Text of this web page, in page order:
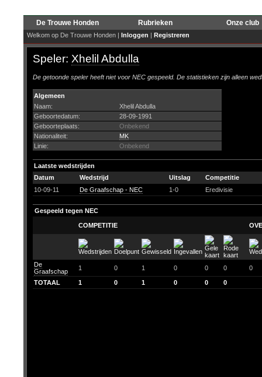
De Trouwe Honden Rubrieken Onze club
Welkom op De Trouwe Honden | Inloggen | Registreren
Speler: Xhelil Abdulla
De getoonde speler heeft niet voor NEC gespeeld. De statistieken zijn alleen
Algemeen
Naam:
Xhelil Abdulla
Geboortedatum:
28-09-1991
Geboorteplaats:
Onbekend
Nationaliteit:
MK
Linie:
Onbekend
Laatste wedstrijden
Datum
Wedstrijd Uitslag
Competitie
10-09-11
De Graafschap - NEC 1-0 Eredivisie
Gespeeld tegen NEC
COMPETITIE
De
Graafschap
1 0 1 0 0 0 0
TOTAAL 1 0 1 0 0 0